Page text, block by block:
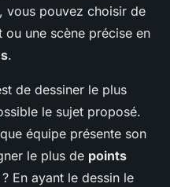
vous pouvez choisir de
une scène précise en
.
de dessiner le plus
le sujet proposé.
équipe présente son
le plus de points
En ayant le dessin le